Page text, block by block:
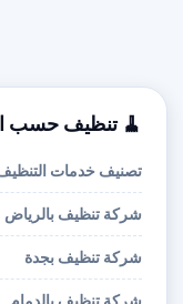
🧹 تنظيف حسب
تصنيف خدمات
شركة تنظيف بالرياض
شركة تنظيف بجدة
شركة تنظيف بالدمام